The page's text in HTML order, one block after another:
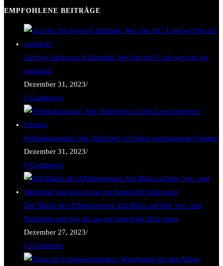
EMPFOHLENE BEITRÄGE
Auf der Suche nach Identität: Wer bin ich? Und wer bin ich
wirklich?
Dezember 31, 2023/
0 Comments
Selbstakzeptanz: Der Schlüssel zu Glück und innerem Frieden
Dezember 31, 2023/
0 Comments
Die Macht der Affirmationen: Ein Blick auf ihre Vor- und
Nachteile und wie du sie am besten für dich nutzt
Dezember 27, 2023/
0 Comments